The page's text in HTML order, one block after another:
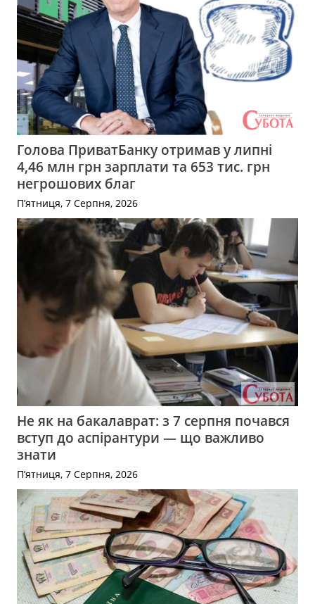
Голова ПриватБанку отримав у липні
4,46 млн грн зарплати та 653 тис. грн
негрошових благ
П’ятниця, 7 Серпня, 2026
Не як на бакалаврат: з 7 серпня почався
вступ до аспірантури — що важливо
знати
П’ятниця, 7 Серпня, 2026